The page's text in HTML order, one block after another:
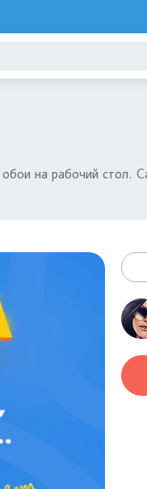
на рабочий стол.